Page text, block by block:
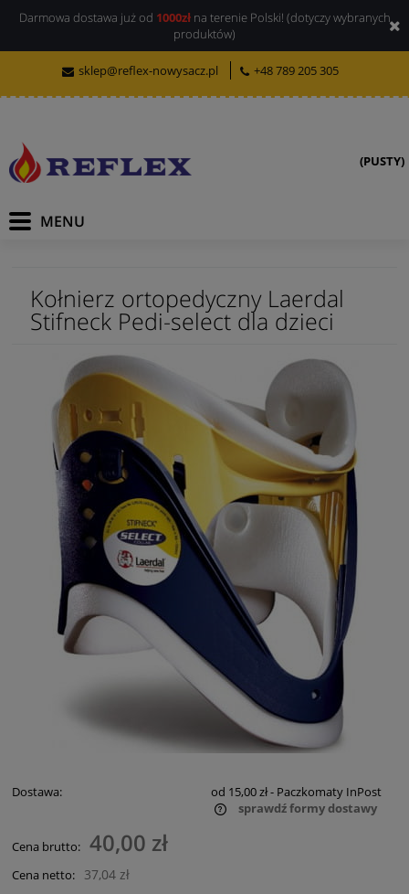
Darmowa dostawa już od 1000złna terenie Polski! (dotyczy wybranych
produktów)
sklep@reflex-nowysacz.pl +48 789 205 305
(PUSTY)
Kołnierz ortopedyczny Laerdal
Stifneck Pedi-select dla dzieci
Dostawa: od 15,00 zł- Paczkomaty InPost
sprawdź formy dostawy
Cena brutto: 40,00 zł
Cena netto: 37,04 zł